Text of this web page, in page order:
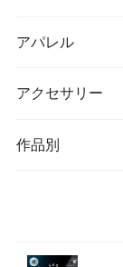
アパレル
アクセサリー
作品別